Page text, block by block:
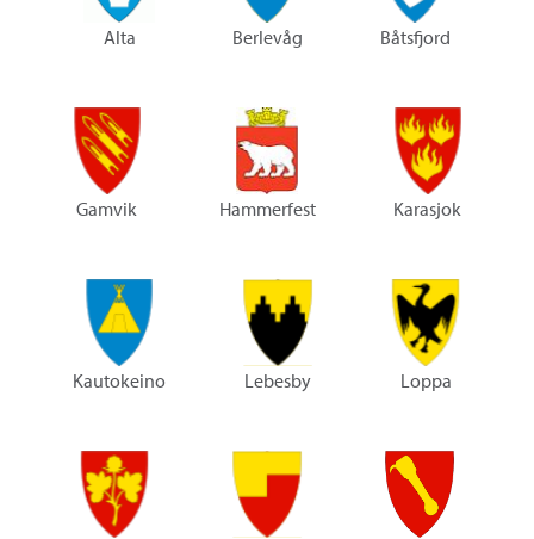
Alta Berlevåg Båtsfjord
Gamvik Hammerfest Karasjok
Kautokeino Lebesby Loppa